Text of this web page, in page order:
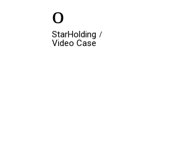
o
StarHolding
Video Case